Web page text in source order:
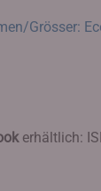
Grösser:
erhältlich: